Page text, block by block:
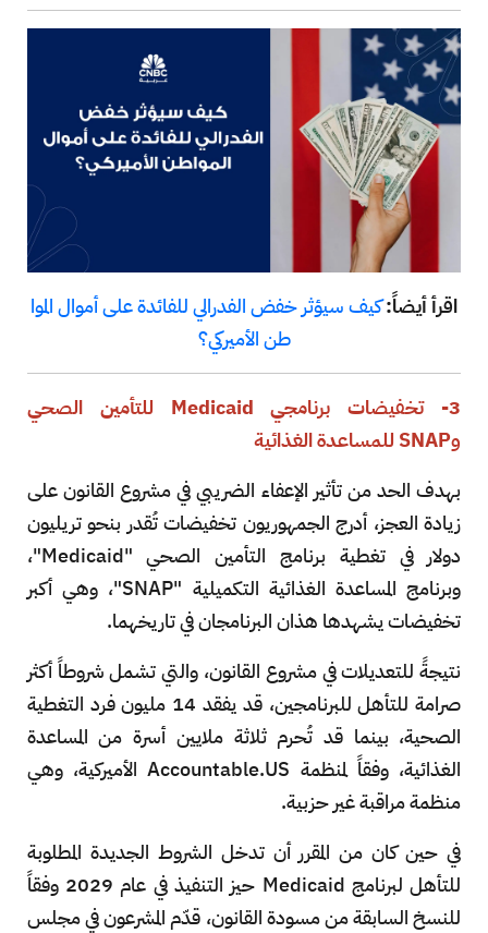
اقرأ أيضاً:كيف سيؤثر خفض الفدرالي للفائدة على أموال الموا
طن الأميركي؟
3- تخفيضات برنامجي Medicaid للتأمين الصحي
وSNAP للمساعدة الغذائية
بهدف الحد من تأثير الإعفاء الضريبي في مشروع القانون على
زيادة العجز، أدرج الجمهوريون تخفيضات تُقدر بنحو تريليون
دولار في تغطية برنامج التأمين الصحي "Medicaid"،
وبرنامج المساعدة الغذائية التكميلية "SNAP"، وهي أكبر
تخفيضات يشهدها هذان البرنامجان في تاريخهما.
نتيجةً للتعديلات في مشروع القانون، والتي تشمل شروطاً أكثر
صرامة للتأهل للبرنامجين، قد يفقد 14 مليون فرد التغطية
الصحية، بينما قد تُحرم ثلاثة ملايين أسرة من المساعدة
الغذائية، وفقاً لمنظمة Accountable.US الأميركية، وهي
منظمة مراقبة غير حزبية.
في حين كان من المقرر أن تدخل الشروط الجديدة المطلوبة
للتأهل لبرنامج Medicaid حيز التنفيذ في عام 2029 وفقاً
للنسخ السابقة من مسودة القانون، قدّم المشرعون في مجلس